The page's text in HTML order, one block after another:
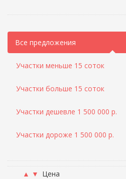
Все предложения
Участки меньше 15 соток
Участки больше 15 соток
Участки дешевле 1 500 000 р.
Участки дороже 1 500 000 р.
Цена
▲ ▼